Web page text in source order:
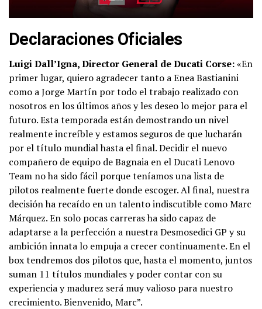
Declaraciones Oficiales
Luigi Dall’Igna, Director General de Ducati Corse:«En
primer lugar, quiero agradecer tanto a Enea Bastianini
como a Jorge Martín por todo el trabajo realizado con
nosotros en los últimos años y les deseo lo mejor para el
futuro. Esta temporada están demostrando un nivel
realmente increíble y estamos seguros de que lucharán
por el título mundial hasta el final. Decidir el nuevo
compañero de equipo de Bagnaia en el Ducati Lenovo
Team no ha sido fácil porque teníamos una lista de
pilotos realmente fuerte donde escoger. Al final, nuestra
decisión ha recaído en un talento indiscutible como Marc
Márquez. En solo pocas carreras ha sido capaz de
adaptarse a la perfección a nuestra Desmosedici GP y su
ambición innata lo empuja a crecer continuamente. En el
box tendremos dos pilotos que, hasta el momento, juntos
suman 11 títulos mundiales y poder contar con su
experiencia y madurez será muy valioso para nuestro
crecimiento. Bienvenido, Marc”.